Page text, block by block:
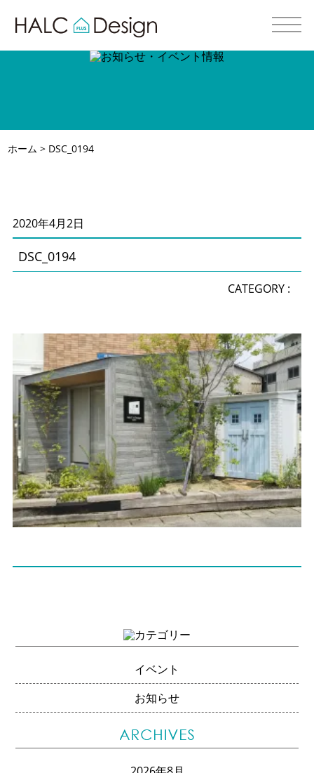
ホーム > DSC_0194
2020年4月2日
DSC_0194
CATEGORY :
イベント
お知らせ